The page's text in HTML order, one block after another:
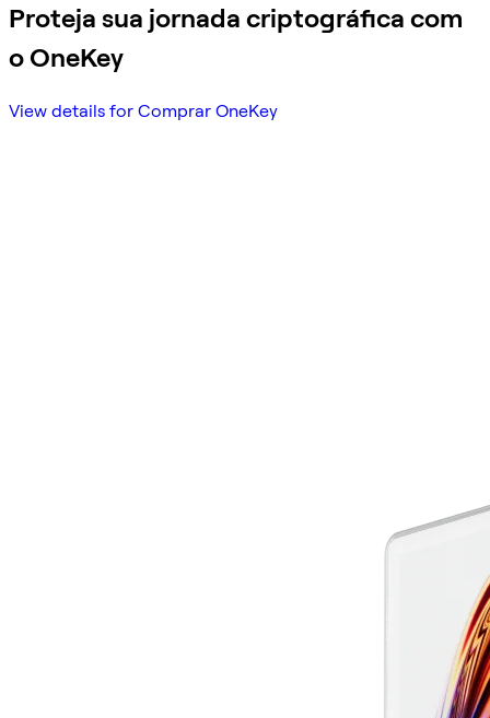
Proteja sua jornada criptográfica com
o OneKey
View details for Comprar OneKey